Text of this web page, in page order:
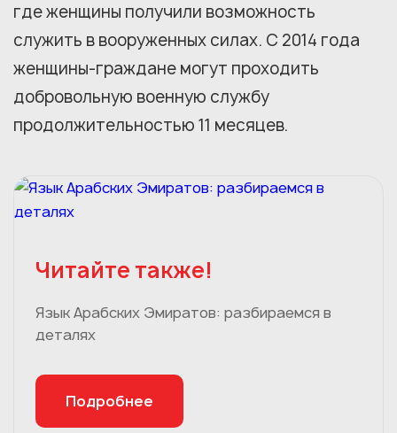
где женщины получили возможность
служить в вооруженных силах. С 2014 года
женщины-граждане могут проходить
добровольную военную службу
продолжительностью 11 месяцев.
Читайте также!
Язык Арабских Эмиратов: разбираемся в
деталях
Подробнее